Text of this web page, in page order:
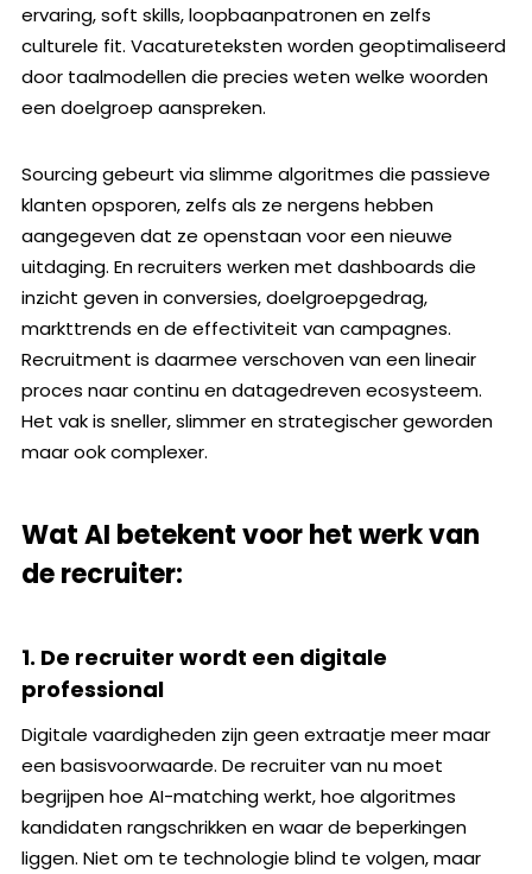
ervaring, soft skills, loopbaanpatronen en zelfs
culturele fit. Vacatureteksten worden geoptimaliseerd
door taalmodellen die precies weten welke woorden
een doelgroep aanspreken.
Sourcing gebeurt via slimme algoritmes die passieve
klanten opsporen, zelfs als ze nergens hebben
aangegeven dat ze openstaan voor een nieuwe
uitdaging. En recruiters werken met dashboards die
inzicht geven in conversies, doelgroepgedrag,
markttrends en de effectiviteit van campagnes.
Recruitment is daarmee verschoven van een lineair
proces naar continu en datagedreven ecosysteem.
Het vak is sneller, slimmer en strategischer geworden
maar ook complexer.
Wat AI betekent voor het werk van
de recruiter:
1. De recruiter wordt een digitale
professional
Digitale vaardigheden zijn geen extraatje meer maar
een basisvoorwaarde. De recruiter van nu moet
begrijpen hoe AI-matching werkt, hoe algoritmes
kandidaten rangschrikken en waar de beperkingen
liggen. Niet om te technologie blind te volgen, maar